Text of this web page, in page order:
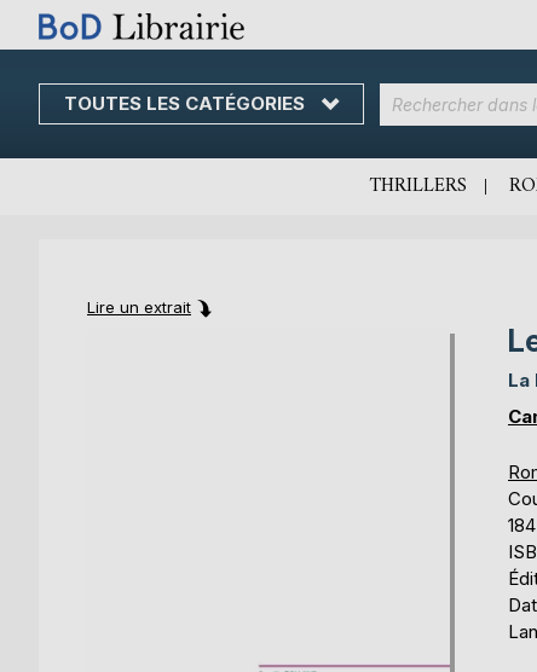
TOUTES LES CATÉGORIES
Skip
Content
THRILLERS
Lire un extrait
La